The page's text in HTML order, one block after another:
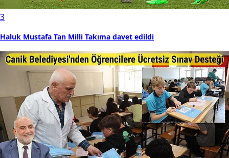
3
Haluk Mustafa Tan Milli Takıma davet edildi